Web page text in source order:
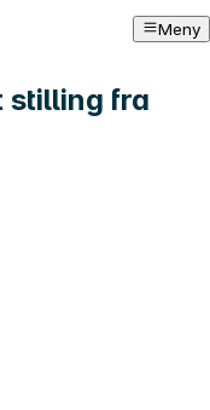
Meny
stilling fra